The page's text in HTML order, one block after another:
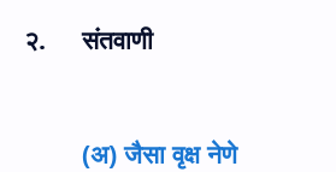
२. संतवाणी
(अ) जैसा वृक्ष नेणे